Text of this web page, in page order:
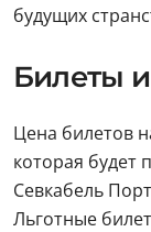
будущих
Билеты
Цена билетов
которая будет
Севкабель
Льготные